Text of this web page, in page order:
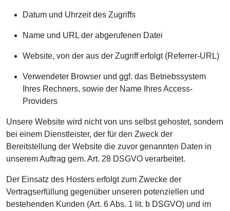
Datum und Uhrzeit des Zugriffs
Name und URL der abgerufenen Datei
Website, von der aus der Zugriff erfolgt (Referrer-URL)
Verwendeter Browser und ggf. das Betriebssystem
Ihres Rechners, sowie der Name Ihres Access-
Providers
Unsere Website wird nicht von uns selbst gehostet, sondern
bei einem Dienstleister, der für den Zweck der
Bereitstellung der Website die zuvor genannten Daten in
unserem Auftrag gem. Art. 28 DSGVO verarbeitet.
Der Einsatz des Hosters erfolgt zum Zwecke der
Vertragserfüllung gegenüber unseren potenziellen und
bestehenden Kunden (Art. 6 Abs. 1 lit. b DSGVO) und im